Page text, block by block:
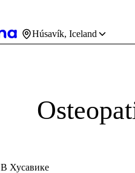
Húsavík, Iceland
В Хусавике